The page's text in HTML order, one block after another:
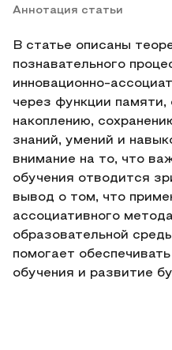
Аннотация статьи
В статье описаны
познавательного
инновационно-
через функции памяти,
накоплению,
знаний, умений и
внимание на то, что
обучения отводится
вывод о том, что
ассоциативного
образовательной
помогает
обучения и развитие